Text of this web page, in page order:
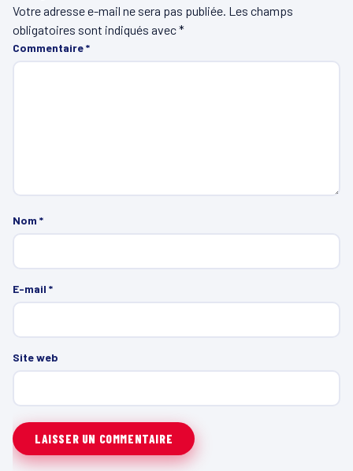
Votre adresse e-mail ne sera pas publiée. Les champs
obligatoires sont indiqués avec*
Commentaire*
Nom *
E-mail *
Site web